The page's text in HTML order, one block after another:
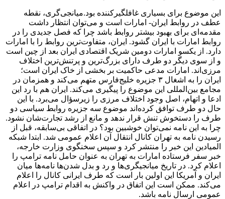
این موضوع برای بسیاری غافلگیرکننده بود.میانجی‌گری، نقطه
عطف در روابط ایران- امارات است و می‌توان انتظار داشت
مقدمه‌ای برای بهبود بیشتر روابط باشد چرا که فصل جدیدی را در
روابط امارات با ایران گشود. ایران، متفاوت‌ترین روابط را با امارات
دارد. از یکسو امارات دومین شریک اقتصادی ایران بعد از چین است
و از سوی دیگر دو طرف دارای بزرگ‌ترین و پرتنش‌ترین اختلاف
مرزی‌اند. امارات مدعی حاکمیت بر بخشی از خاک ایران است؛
ایران را به اشغال ۳ جزیره خلیج‌فارس متهم می‌کند و همزمان در
مجامع بین‌المللی این موضوع را پیگیری می‌کند. ایران هم با رد این
ادعا و اتهام، اصل وجود اختلاف مرزی را زیرسؤال می‌برد. با این
حال دو طرف توافق کرده‌اند موضوع سه جزیره روابط سیاسی دو
طرف را دستخوش تنش قرار ندهد و مانع از رشد تجارت‌شان نشود.
چرا به این نامه نمی‌توان خوشبین بود؟ در اتفاقی بی‌سابقه، قبل از
رسیدن نامه به تهران کانال انتقال آن اعلام عمومی شد. ابتدا شبکه
المیادین این خبر را منتشر کرد و سپس سخنگوی وزارت خارجه،
خبر سفر فرستاده امارات به تهران به عنوان حامل نامه ترامپ را
اعلام کرد. در تاریخ میانجیگری‌ها و رد و بدل شدن‌ها نامه‌ها میان
ایران و آمریکا این اولین بار است که طرف ایرانی کانال را اعلام
می‌کند. ممکن است این اتفاق در واکنش به اقدام ترامپ در اعلام
عمومی ارسال نامه باشد.